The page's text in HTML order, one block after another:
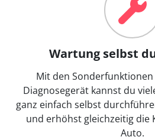
Wartung selbst
Mit den Sonderfunktionen
Diagnosegerät kannst du
ganz einfach selbst
und erhöhst gleichzeitig die
Auto.